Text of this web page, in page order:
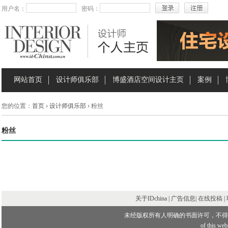
用户名： 密码：
网站首页 设计师俱乐部 博盛酒店空间设计主页 案例
您的位置： 首页› 设计师俱乐部› 粉丝
粉丝
关于IDchina | 广告信息| 在线投稿
未经版权所有人明确的书面许可，不
of this